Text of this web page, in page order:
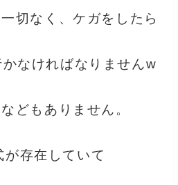
切なく、ケガをしたら
なければなりませんw
どもありません。
が存在していて